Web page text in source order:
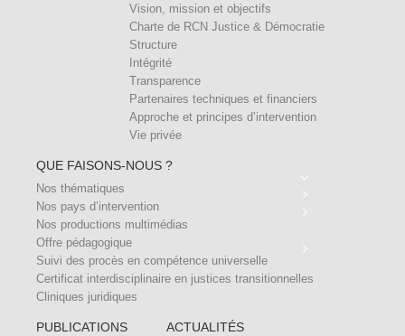
Vision, mission et objectifs
Charte de RCN Justice & Démocratie
Structure
Intégrité
Transparence
Partenaires techniques et financiers
Approche et principes d’intervention
Vie privée
QUE FAISONS-NOUS ?
Nos thématiques
Nos pays d’intervention
Nos productions multimédias
Offre pédagogique
Suivi des procès en compétence universelle
Certificat interdisciplinaire en justices transitionnelles
Cliniques juridiques
PUBLICATIONS ACTUALITÉS